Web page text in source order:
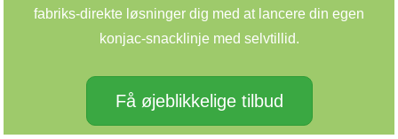
fabriks-direkte løsninger dig med at lancere din egen
konjac-snacklinje med selvtillid.
Få øjeblikkelige tilbud